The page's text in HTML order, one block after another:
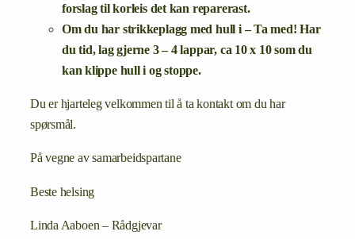
forslag til korleis det kan reparerast.
Om du har strikkeplagg med hull i – Ta med! Har
du tid, lag gjerne 3 – 4 lappar, ca 10 x 10 som du
kan klippe hull i og stoppe.
Du er hjarteleg velkommen til å ta kontakt om du har
spørsmål.
På vegne av samarbeidspartane
Beste helsing
Linda Aaboen – Rådgjevar